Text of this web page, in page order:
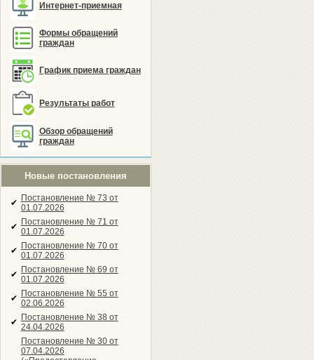
Интернет-приемная
Формы обращений
граждан
График приема граждан
Результаты работ
Обзор обращений
граждан
Новые постановления
✔ Постановление № 73 от
01.07.2026
✔ Постановление № 71 от
01.07.2026
✔ Постановление № 70 от
01.07.2026
✔ Постановление № 69 от
01.07.2026
✔ Постановление № 55 от
02.06.2026
✔ Постановление № 38 от
24.04.2026
Постановление № 30 от
07.04.2026